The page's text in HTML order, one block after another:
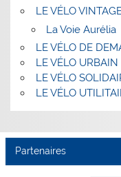
LE VÉLO
La Voie Aurélia
LE VÉLO DE
LE VÉLO URBAIN
LE VÉLO
LE VÉLO
Partenaires